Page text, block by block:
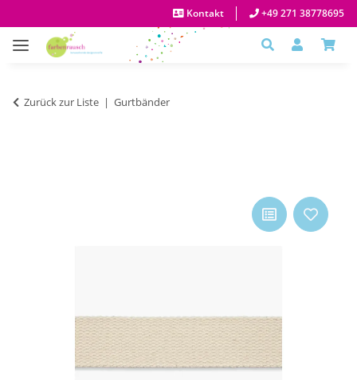
Kontakt +49 271 38778695
Zurück zur Liste Gurtbänder